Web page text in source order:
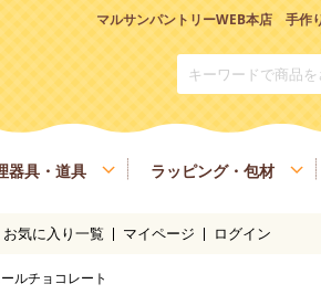
マルサンパントリーWEB本店 手作
油脂、乳製品、卵 チョコレート
凝固剤
器具・道具
の焼き型、器具
ラッピング・包材
マルサンパントリーオリジナル調理器具
お気に入り一覧 マイページ ログイン
ルチョコレート